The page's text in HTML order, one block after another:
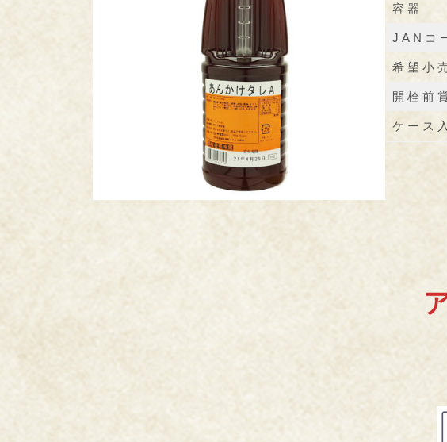
容器
JANコ
希望小
開栓前
ケース